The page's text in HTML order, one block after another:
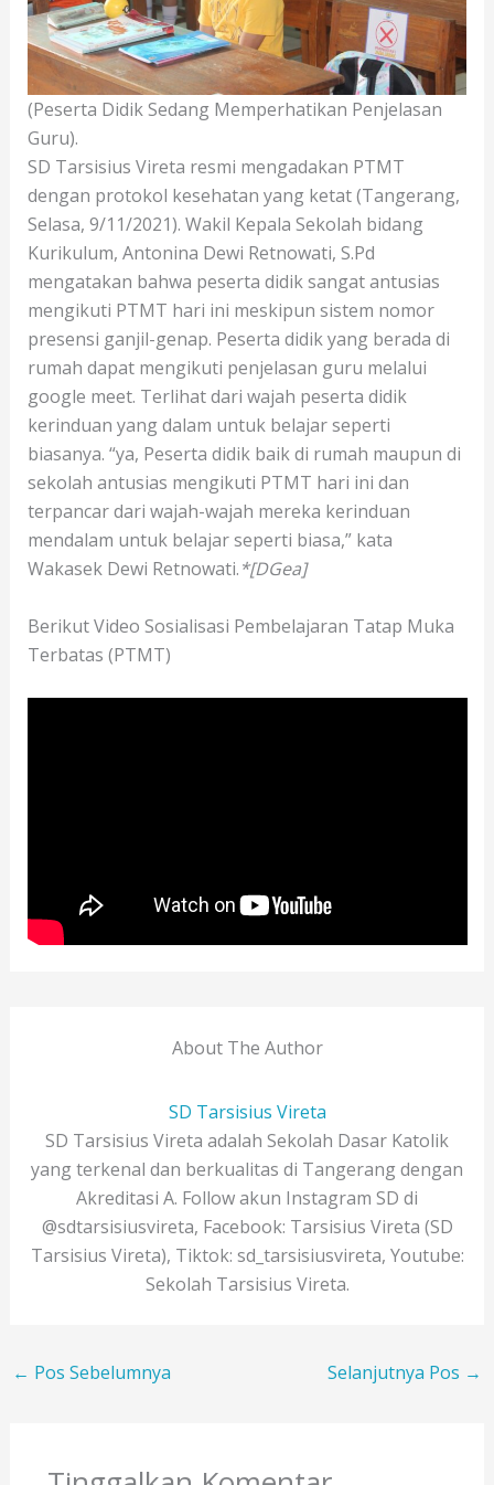
(Peserta Didik Sedang Memperhatikan Penjelasan
Guru).
SD Tarsisius Vireta resmi mengadakan PTMT
dengan protokol kesehatan yang ketat (Tangerang,
Selasa, 9/11/2021). Wakil Kepala Sekolah bidang
Kurikulum, Antonina Dewi Retnowati, S.Pd
mengatakan bahwa peserta didik sangat antusias
mengikuti PTMT hari ini meskipun sistem nomor
presensi ganjil-genap. Peserta didik yang berada di
rumah dapat mengikuti penjelasan guru melalui
google meet. Terlihat dari wajah peserta didik
kerinduan yang dalam untuk belajar seperti
biasanya. “ya, Peserta didik baik di rumah maupun di
sekolah antusias mengikuti PTMT hari ini dan
terpancar dari wajah-wajah mereka kerinduan
mendalam untuk belajar seperti biasa,” kata
Wakasek Dewi Retnowati.*[DGea]
Berikut Video Sosialisasi Pembelajaran Tatap Muka
Terbatas (PTMT)
About The Author
SD Tarsisius Vireta
SD Tarsisius Vireta adalah Sekolah Dasar Katolik
yang terkenal dan berkualitas di Tangerang dengan
Akreditasi A. Follow akun Instagram SD di
@sdtarsisiusvireta, Facebook: Tarsisius Vireta (SD
Tarsisius Vireta), Tiktok: sd_tarsisiusvireta, Youtube:
Sekolah Tarsisius Vireta.
← Pos Sebelumnya Selanjutnya Pos →